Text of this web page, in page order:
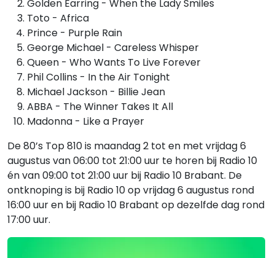
Golden Earring - When the Lady Smiles
Toto - Africa
Prince - Purple Rain
George Michael - Careless Whisper
Queen - Who Wants To Live Forever
Phil Collins - In the Air Tonight
Michael Jackson - Billie Jean
ABBA - The Winner Takes It All
Madonna - Like a Prayer
De 80’s Top 810 is maandag 2 tot en met vrijdag 6
augustus van 06:00 tot 21:00 uur te horen bij Radio 10
én van 09:00 tot 21:00 uur bij Radio 10 Brabant. De
ontknoping is bij Radio 10 op vrijdag 6 augustus rond
16:00 uur en bij Radio 10 Brabant op dezelfde dag rond
17:00 uur.
Gerelateerde hitlijsten